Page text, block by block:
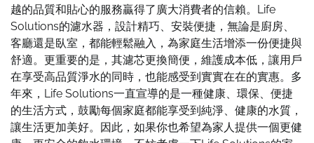
越的品質和貼心的服務贏得了廣大消費者的信賴。Life
Solutions的濾水器，設計精巧、安裝便捷，無論是廚房、
客廳還是臥室，都能輕鬆融入，為家庭生活增添一份便捷與
舒適。更重要的是，其濾芯更換簡便，維護成本低，讓用戶
在享受高品質淨水的同時，也能感受到實實在在的實惠。多
年來，Life Solutions一直宣導的是一種健康、環保、便捷
的生活方式，鼓勵每個家庭都能享受到純淨、健康的水質，
讓生活更加美好。因此，如果你也希望為家人提供一個更健